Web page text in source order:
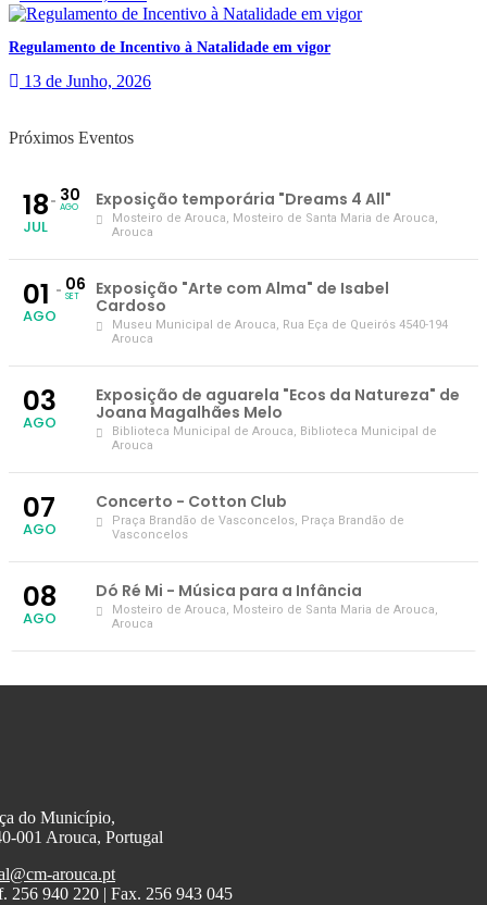
Regulamento de Incentivo à Natalidade em vigor
13 de Junho, 2026
Próximos Eventos
18
JUL
30
AGO Exposição temporária "Dreams 4 All"
Mosteiro de Arouca, Mosteiro de Santa Maria de Arouca,
Arouca
01
AGO
06
SET
Exposição "Arte com Alma" de Isabel
Cardoso
Museu Municipal de Arouca, Rua Eça de Queirós 4540-194
Arouca
03
AGO
Exposição de aguarela "Ecos da Natureza" de
Joana Magalhães Melo
Biblioteca Municipal de Arouca, Biblioteca Municipal de
Arouca
07
AGO
Concerto - Cotton Club
Praça Brandão de Vasconcelos, Praça Brandão de
Vasconcelos
08
AGO
Dó Ré Mi - Música para a Infância
Mosteiro de Arouca, Mosteiro de Santa Maria de Arouca,
Arouca
do Município,
001 Arouca, Portugal
arouca.pt
256 940 220 | Fax. 256 943 045